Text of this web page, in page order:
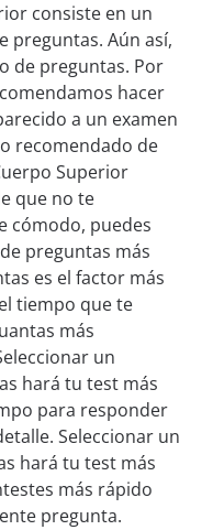
consiste en un
preguntas. Aún así,
de preguntas. Por
hacer
a un examen
recomendado de
Superior
que no te
cómodo, puedes
preguntas más
es el factor más
tiempo que te
más
un
hará tu test más
para responder
Seleccionar un
hará tu test más
más rápido
pregunta.